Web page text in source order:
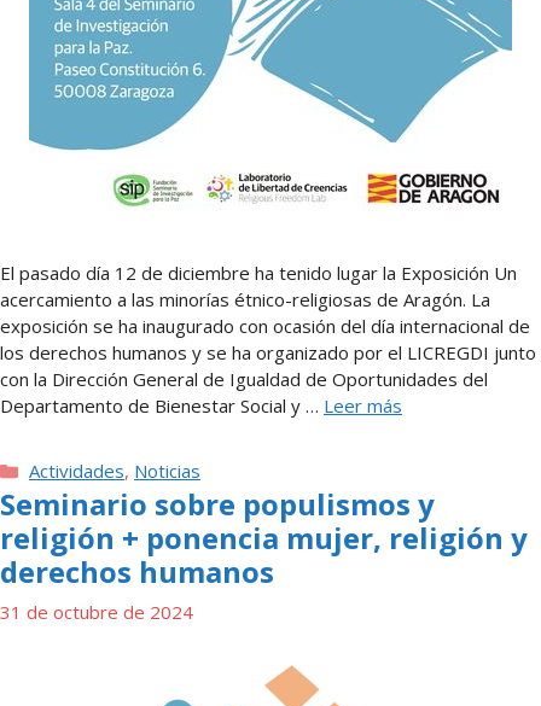
El pasado día 12 de diciembre ha tenido lugar la Exposición Un
acercamiento a las minorías étnico-religiosas de Aragón. La
exposición se ha inaugurado con ocasión del día internacional de
los derechos humanos y se ha organizado por el LICREGDI junto
con la Dirección General de Igualdad de Oportunidades del
Departamento de Bienestar Social y … Leer más
Categorías
Actividades, Noticias
Seminario sobre populismos y
religión + ponencia mujer, religión y
derechos humanos
31 de octubre de 2024